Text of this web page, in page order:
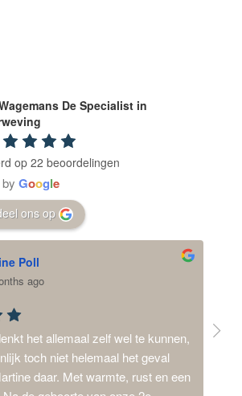
De Specialist in
op 22 beoordelingen
Google
ons op
Poll
ago
het allemaal zelf wel te kunnen,
toch niet helemaal het geval
daar. Met warmte, rust en een
Mijn